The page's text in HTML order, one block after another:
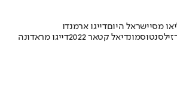
מסיישראל היוםדייגו ארמנדו
סנטוסמונדיאל קטאר 2022
דייגו מראדונה